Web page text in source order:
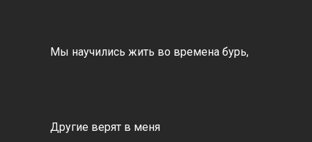
Мы научились жить во времена бурь,
Другие верят в меня